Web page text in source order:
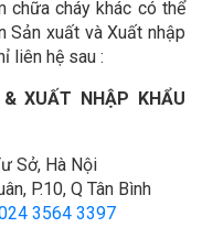
chữa cháy khác có thể
Sản xuất và Xuất nhập
liên hệ sau :
XUẤT NHẬP KHẨU
Sở, Hà Nội
P.10, Q Tân Bình
3564 3397